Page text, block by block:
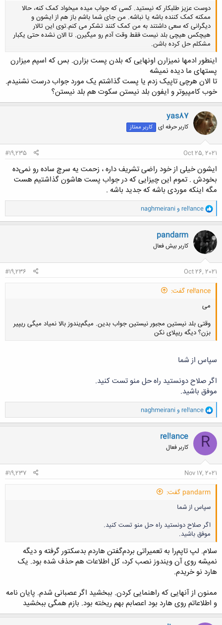
دوست عزیز طلبکار که نیستید. کسی که جواب میده میخواد کمک کنه، حالا
ممکنه کمک کننده باشه یا نباشه. من جای شما باشم باز هم از ایشون و
دیگرانی که سعی داشتند به من کمک کنند تشکر می کنم.توی این تالار
هیچکس هیچی بلد نیست فقط وقت آدم رو میگیرن. تا الان نشده حتی یکبار
مشکلم حل کرده باشن.
اینطور ادمها نمیزارن اونهایی که بلدن پست بزارن. بس که اسپم میزارن
پستهای ما دیده نمیشه
تا الان هرچی تاپیک زدم یا پست گذاشتم یک مورد جواب درست نشنیدم.
خوب کامپیوتر و ایفون بلد نیستن سکوت هم بلد نیستن؟
yas87
کاربر حرفه ای کاربر ممتاز
Oct 25, 2021
#19,235
ایشون خیلی از خود راضی تشریف داره ، زحمت یه سرچ ساده رو نمی‌ده
بخودش . تموم این چیزایی که در جواب پست هاشون گذاشتیم هست
مگه اینکه موردی باشه که جدید باشه .
و
ا
ک
ن
ش
ه
ا
rel!ance و naghmeirani
pandarm
کاربر بیش فعال
Oct 26, 2021
#19,236
rel!ance گفت:
می
وقتی بلد نیستین مجبور نیستین جواب بدین. میگم‌‌یندوز بالا نمیاد میگی ریپیر
بزن؟ دیگه ریپلای نکن
سپاس از شما
اگر صلاح دونستید راه حل منو تست کنید.
موفق باشید.
و
ا
ک
ن
ش
ه
ا
rel!ance و naghmeirani
R
rel!ance
کاربر فعال
Nov 17, 2021
#19,237
pandarm گفت:
سپاس از شما
اگر صلاح دونستید راه حل منو تست کنید.
موفق باشید.
سلام. لپ تاپم‌را به تعمیراتی بردم‌گفتن‌ هاردم بدسکتور گرفته و دیگه
نمیشه روی آن ویندوز نصب کرد، کل اطلاعات هم حذف شده بود. یک
هارد نو‌ خریدم.
ممنون از آنهایی که راهنمایی کردن. ببخشید اگر عصبانی شدم. پایان نامه
و اطلاعاتم روی هارد بود اعصابم بهم ریخته بود. بازم همگی ببخشید